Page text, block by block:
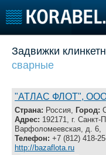
Судостроение
Новости
Компании
Репутация
Работа
Крюинг
Задвижки
сварные
"АТЛАС ФЛОТ",
Страна: Россия, Город:
Адрес: 192171, г. Санкт-
Варфоломеевская, д. 6,
Телефон: +7 (812) 418-
http://bazaflota.ru